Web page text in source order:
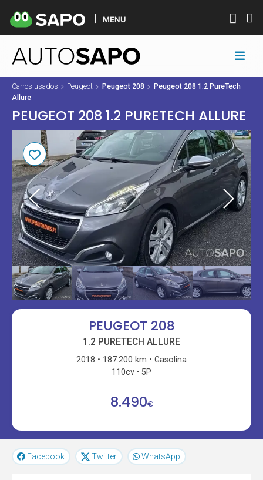
MENU
Carros usados Peugeot Peugeot 208
Peugeot 208 1.2 PureTech
Allure
PEUGEOT 208 1.2 PURETECH ALLURE
PEUGEOT 208
1.2 PURETECH ALLURE
2018 187.200 km
Gasolina
110cv
5P
8.490€
Facebook Twitter WhatsApp